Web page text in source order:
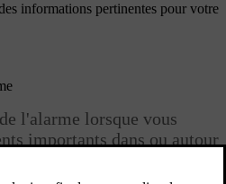
informations pertinentes pour votre
l'alarme lorsque vous
importants dans ou autour